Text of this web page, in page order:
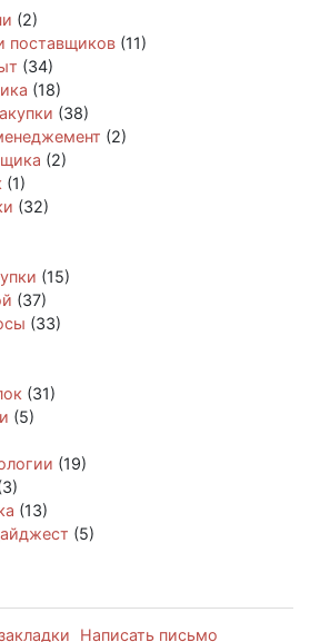
(2)
поставщиков (11)
(34)
(18)
(38)
(2)
(2)
(1)
(32)
(15)
(37)
(33)
(31)
(5)
(19)
(13)
(5)
Написать письмо